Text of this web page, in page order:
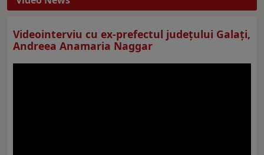
Videointerviu cu ex-prefectul judeţului Galaţi,
Andreea Anamaria Naggar